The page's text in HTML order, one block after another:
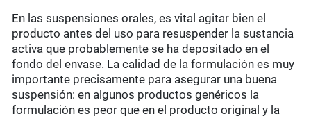
En las suspensiones orales, es vital agitar bien el
producto antes del uso para resuspender la sustancia
activa que probablemente se ha depositado en el
fondo del envase. La calidad de la formulación es muy
importante precisamente para asegurar una buena
suspensión: en algunos productos genéricos la
formulación es peor que en el producto original y la